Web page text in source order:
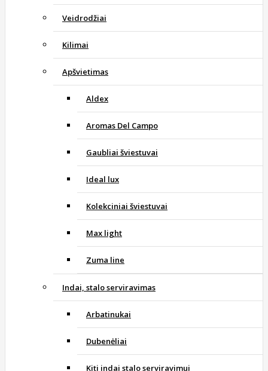
Veidrodžiai
Kilimai
Apšvietimas
Aldex
Aromas Del Campo
Gaubliai šviestuvai
Ideal lux
Kolekciniai šviestuvai
Max light
Zuma line
Indai, stalo serviravimas
Arbatinukai
Dubenėliai
Kiti indai stalo serviravimui